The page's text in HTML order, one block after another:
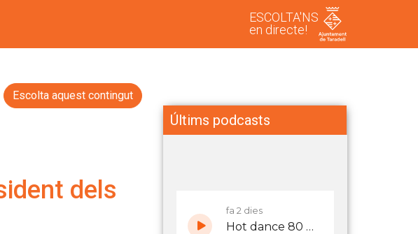
ESCOLTA'NS
en directe!
Escolta aquest contingut
dels
Últims podcasts